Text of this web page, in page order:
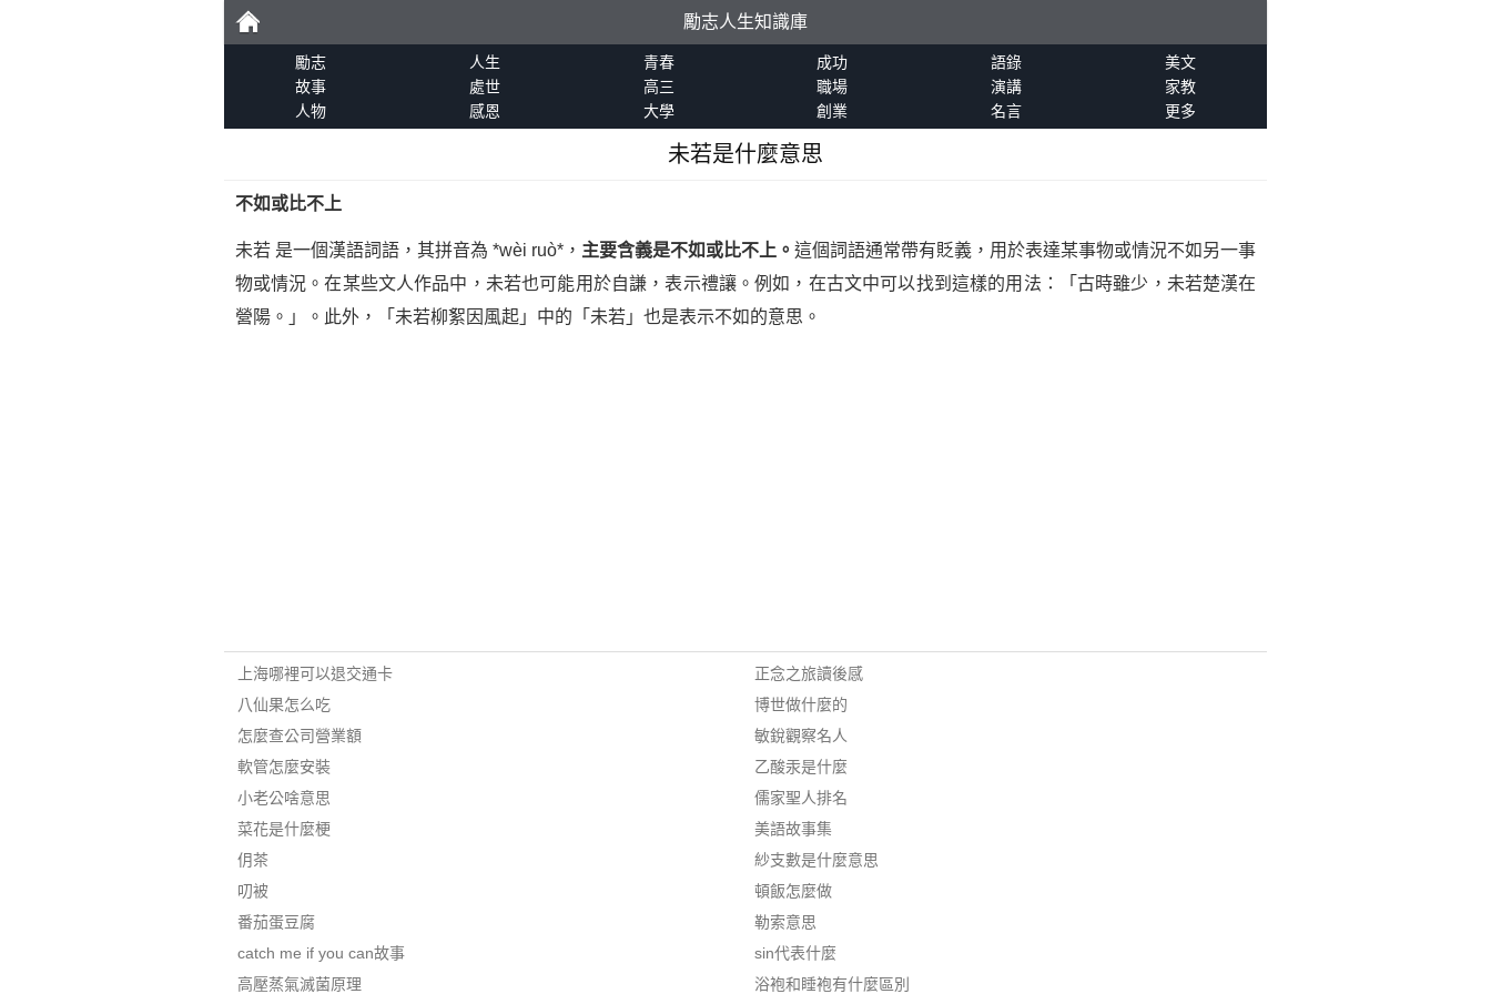
勵
勵志人生知識庫
勵志 人生 青春 成功 語錄
美文
故事
處世 高三 職場 演講
家教
人物
感恩 大學 創業 名言 更多
未若是什麼意思
不如或比不上
未若 是一個漢語詞語，其拼音為 *wèi ruò*， 主要含義是不如或比不上。這個詞語通常帶有貶義，用於表達某事物或情況不如另一事
物或情況。在某些文人作品中，未若也可能用於自謙，表示禮讓。例如，在古文中可以找到這樣的用法：「古時雖少，未若楚漢在
營陽。」。此外，「未若柳絮因風起」中的「未若」也是表示不如的意思。
上海哪裡可以退交通卡
八仙果怎么吃
怎麼查公司營業額
軟管怎麼安裝
小老公啥意思
菜花是什麼梗
仴茶
叨被
番茄蛋豆腐
catch me if you can故事
高壓蒸氣滅菌原理
正念之旅讀後感
博世做什麼的
敏銳觀察名人
乙酸汞是什麼
儒家聖人排名
美語故事集
紗支數是什麼意思
頓飯怎麼做
勒索意思
sin代表什麼
浴袍和睡袍有什麼區別